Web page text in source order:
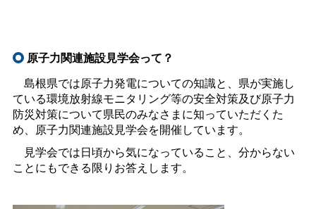
原子力関連施設見学会って？
島根県では原子力発電についての知識と、県が実施し
ている環境放射線モニタリング等の安全対策及び原子力
防災対策について県民のみなさまに知っていただくた
め、原子力関連施設見学会を開催しています。
見学会では日頃から気になっていること、分からない
ことにもできる限りお答えします。